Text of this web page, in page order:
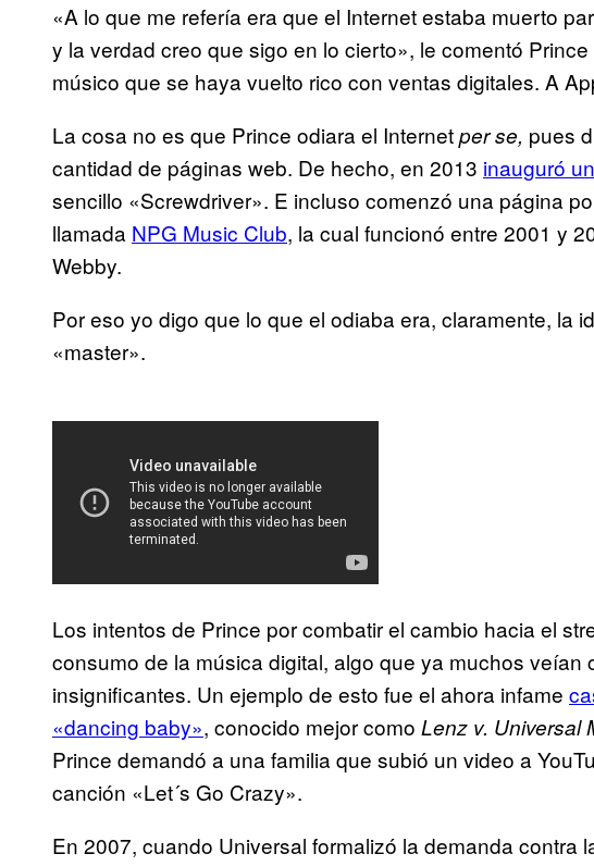
«A lo que me refería era que el Internet estaba muerto
y la verdad creo que sigo en lo cierto», le comentó Prince
músico que se haya vuelto rico con ventas digitales. A
La cosa no es que Prince odiara el Internetper se, pues
cantidad de páginas web. De hecho, en 2013 inauguró
sencillo «Screwdriver». E incluso comenzó una página
llamada NPG Music Club, la cual funcionó entre 2001 y
Webby.
Por eso yo digo que lo que el odiaba era, claramente, la
«master».
Los intentos de Prince por combatir el cambio hacia el
consumo de la música digital, algo que ya muchos veían
insignificantes. Un ejemplo de esto fue el ahora infame
«dancing baby», conocido mejor como Lenz v. Universal
Prince demandó a una familia que subió un video a
canción «Let´s Go Crazy».
En 2007, cuando Universal formalizó la demanda contra